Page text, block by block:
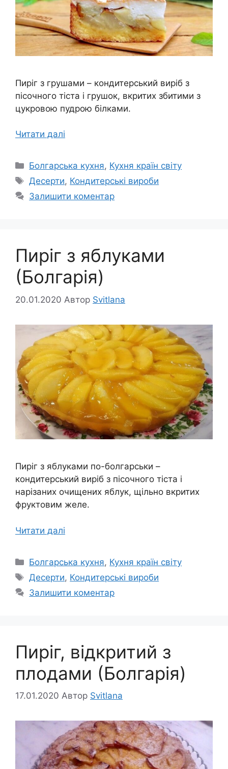
Пиріг з грушами – кондитерський виріб з
пісочного тіста і грушок, вкритих збитими з
цукровою пудрою білками.
Читати далі
Категорії
Болгарська кухня, Кухня країн світу
Позначки
Десерти, Кондитерські вироби
Залишити коментар
Пиріг з яблуками
(Болгарія)
20.01.2020 Автор Svitlana
Пиріг з яблуками по-болгарськи –
кондитерський виріб з пісочного тіста і
нарізаних очищених яблук, щільно вкритих
фруктовим желе.
Читати далі
Категорії
Болгарська кухня, Кухня країн світу
Позначки
Десерти, Кондитерські вироби
Залишити коментар
Пиріг, відкритий з
плодами (Болгарія)
17.01.2020 Автор Svitlana